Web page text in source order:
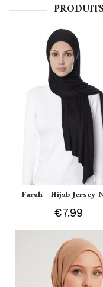
Farah - Hijab Jersey
€7.99